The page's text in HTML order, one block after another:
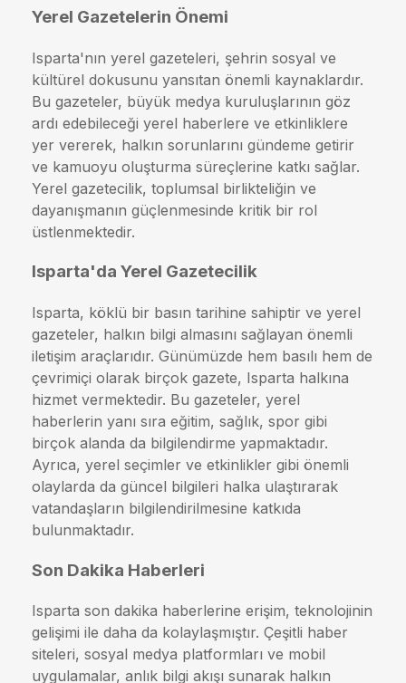
Yerel Gazetelerin Önemi
Isparta'nın yerel gazeteleri, şehrin sosyal ve
kültürel dokusunu yansıtan önemli kaynaklardır.
Bu gazeteler, büyük medya kuruluşlarının göz
ardı edebileceği yerel haberlere ve etkinliklere
yer vererek, halkın sorunlarını gündeme getirir
ve kamuoyu oluşturma süreçlerine katkı sağlar.
Yerel gazetecilik, toplumsal birlikteliğin ve
dayanışmanın güçlenmesinde kritik bir rol
üstlenmektedir.
Isparta'da Yerel Gazetecilik
Isparta, köklü bir basın tarihine sahiptir ve yerel
gazeteler, halkın bilgi almasını sağlayan önemli
iletişim araçlarıdır. Günümüzde hem basılı hem de
çevrimiçi olarak birçok gazete, Isparta halkına
hizmet vermektedir. Bu gazeteler, yerel
haberlerin yanı sıra eğitim, sağlık, spor gibi
birçok alanda da bilgilendirme yapmaktadır.
Ayrıca, yerel seçimler ve etkinlikler gibi önemli
olaylarda da güncel bilgileri halka ulaştırarak
vatandaşların bilgilendirilmesine katkıda
bulunmaktadır.
Son Dakika Haberleri
Isparta son dakika haberlerine erişim, teknolojinin
gelişimi ile daha da kolaylaşmıştır. Çeşitli haber
siteleri, sosyal medya platformları ve mobil
uygulamalar, anlık bilgi akışı sunarak halkın